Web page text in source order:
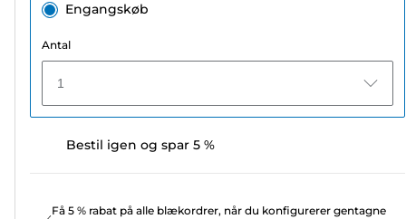
Engangskøb
Antal
1
Bestil igen og spar 5 %
Få 5 % rabat på alle blækordrer, når du konfigurerer gentagne